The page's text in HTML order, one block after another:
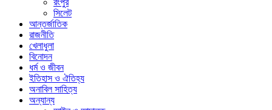
রংপুর
সিলেট
আন্তর্জাতিক
রাজনীতি
খেলাধুলা
বিনোদন
ধর্ম ও জীবন
ইতিহাস ও ঐতিহ্য
অনাবিল সাহিত্য
অন্যান্য